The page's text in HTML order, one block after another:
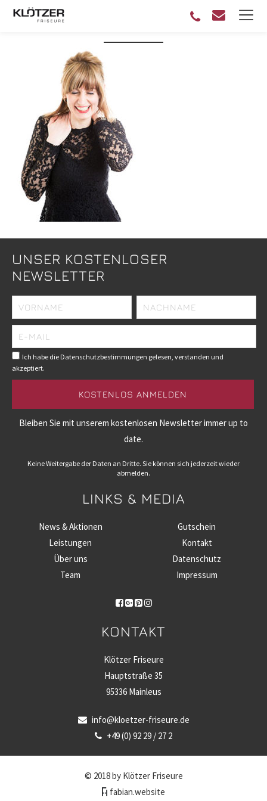
UNSER KOSTENLOSER
NEWSLETTER
Ich habe die Datenschutzbestimmungen gelesen, verstanden und
akzeptiert.
Bleiben Sie mit unserem kostenlosen Newsletter immer up to
date.
Keine Weitergabe der Daten an Dritte. Sie können sich jederzeit wieder
abmelden.
LINKS & MEDIA
News & Aktionen
Leistungen
Über uns
Team
Gutschein
Kontakt
Datenschutz
Impressum
KONTAKT
Klötzer Friseure
Hauptstraße 35
95336 Mainleus
info@kloetzer-friseure.de
+49 (0) 92 29 / 27 2
© 2018 by Klötzer Friseure
fabian.website